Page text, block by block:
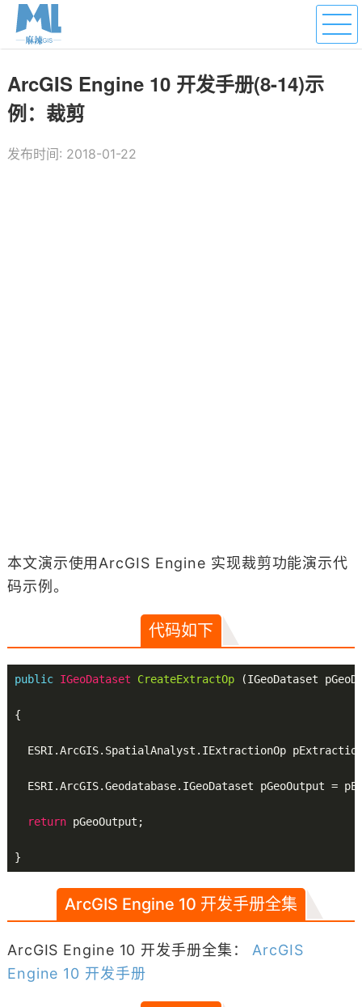
ArcGIS Engine 10 开发手册(8-14)示
例：裁剪
发布时间: 2018-01-22
本文演示使用ArcGIS Engine 实现裁剪功能演示代
码示例。
代码如下
public IGeoDataset CreateExtractOp (IGeoDataset
{
ESRI.ArcGIS.SpatialAnalyst.IExtractionOp
ESRI.ArcGIS.Geodatabase.IGeoDataset pGeoOutput =
return pGeoOutput;
ArcGIS Engine 10 开发手册全集
ArcGIS Engine 10 开发手册全集： ArcGIS
Engine 10 开发手册